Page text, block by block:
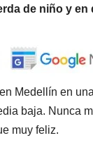
de niño y en
Medellín en
baja. Nunca
muy feliz.